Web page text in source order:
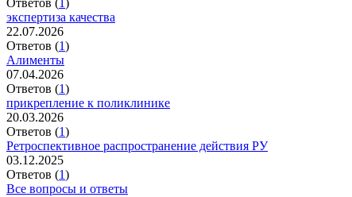
Ответов (1)
экспертиза качества
22.07.2026
Ответов (1)
Алименты
07.04.2026
Ответов (1)
прикрепление к поликлинике
20.03.2026
Ответов (1)
Ретроспективное распространение действия РУ
03.12.2025
Ответов (1)
Все вопросы и ответы